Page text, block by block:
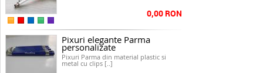
0,00 RON
Pixuri elegante Parma
personalizate
Pixuri Parma din material plastic si
metal cu clips [..]